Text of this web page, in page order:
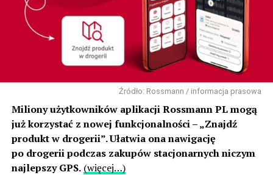
Źródło: Rossmann / informacja prasowa
Miliony użytkowników aplikacji Rossmann PL mogą
już korzystać z nowej funkcjonalności – „Znajdź
produkt w drogerii”. Ułatwia ona nawigację
po drogerii podczas zakupów stacjonarnych niczym
najlepszy GPS. (więcej…)